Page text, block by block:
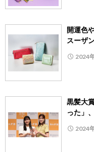
開運色
スーザ
2024
黒髪大
った」
2024